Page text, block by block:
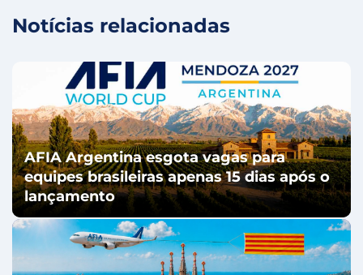
Notícias relacionadas
AFIA Argentina esgota vagas para
equipes brasileiras apenas 15 dias após o
lançamento